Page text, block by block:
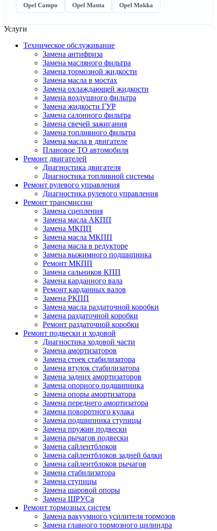
Opel Campo Opel Manta Opel Mokka
Услуги
Техническое обслуживание
Замена антифриза
Замена масляного фильтра
Замена тормозной жидкости
Замена масла в мостах
Замена охлаждающей жидкости
Замена воздушного фильтра
Замена жидкости ГУР
Замена салонного фильтра
Замена свечей зажигания
Замена топливного фильтра
Замена масла в двигателе
Плановое ТО автомобиля
Ремонт двигателей
Диагностика двигателя
Диагностика топливной системы
Ремонт рулевого управления
Диагностика рулевого управления
Ремонт трансмиссии
Замена сцепления
Замена масла АКПП
Замена МКПП
Замена масла МКПП
Замена масла в редукторе
Замена выжимного подшипника
Ремонт МКПП
Замена сальников КПП
Замена карданного вала
Ремонт карданных валов
Замена РКПП
Замена масла раздаточной коробки
Замена раздаточной коробки
Ремонт раздаточной коробки
Ремонт подвески и ходовой
Диагностика ходовой части
Замена амортизаторов
Замена стоек стабилизатора
Замена втулок стабилизатора
Замена задних амортизаторов
Замена опорного подшипника
Замена опоры амортизатора
Замена переднего амортизатора
Замена поворотного кулака
Замена подшипника ступицы
Замена пружин подвески
Замена рычагов подвески
Замена сайлентблоков
Замена сайлентблоков задней балки
Замена сайлентблоков рычагов
Замена стабилизатора
Замена ступицы
Замена шаровой опоры
Замена ШРУСа
Ремонт тормозных систем
Замена вакуумного усилителя тормозов
Замена главного тормозного цилиндра